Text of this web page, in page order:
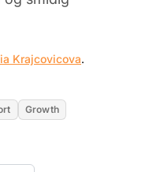
Krajcovicova.
Growth